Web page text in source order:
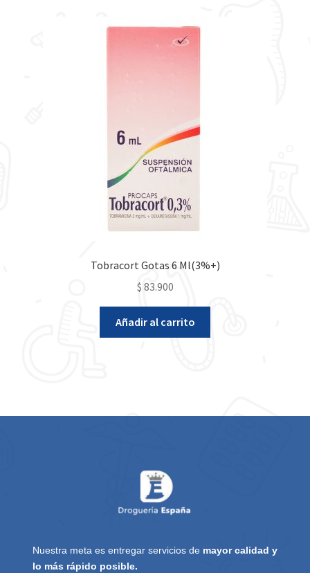
Tobracort Gotas 6 Ml(3%+)
$ 83.900
Añadir al carrito
Nuestra meta es entregar servicios de mayor calidad y
lo más rápido posible.